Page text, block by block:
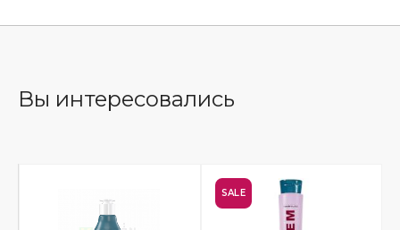
Вы интересовались
SALE